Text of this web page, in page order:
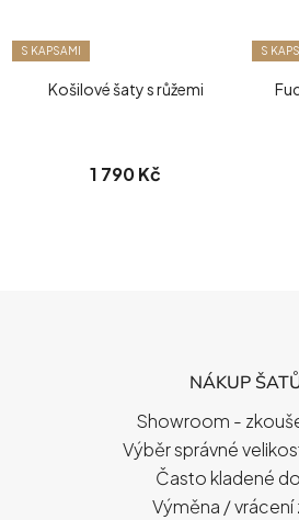
S KAPSAMI
Košilové šaty s růžemi
1 790 Kč
S
NÁKUP
Showroom -
Výběr správné
Často kladené
Výměna / vrácení